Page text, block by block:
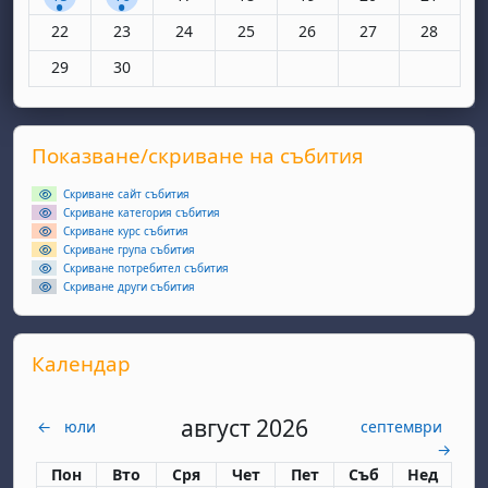
Няма събития, понеделник, 22 юни
22 Няма събития, вторник, 23 юни
23 Няма събития, сряда, 24 юни
24 Няма събития, четвъртък, 25 юни
25 Няма събития, петък, 26
26 Няма събития,
27 Няма
28
Няма събития, понеделник, 29 юни
29 Няма събития, вторник, 30 юни
30
Supplementary blocks
Прескочи Показване/скриване на събития
Показване/скриване на събития
Скриване сайт събития
Скриване категория събития
Скриване курс събития
Скриване група събития
Скриване потребител събития
Скриване други събития
Прескочи Календар
Календар
← юли август 2026
септември
→
Понеделник
Пон вторник
Вто сряда
Сря четвъртък
Чет петък
Пет събота
Съб неделя
Нед